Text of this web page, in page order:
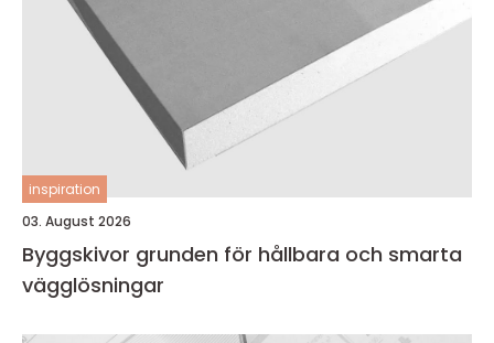
inspiration
03. August 2026
Byggskivor grunden för hållbara och smarta
vägglösningar